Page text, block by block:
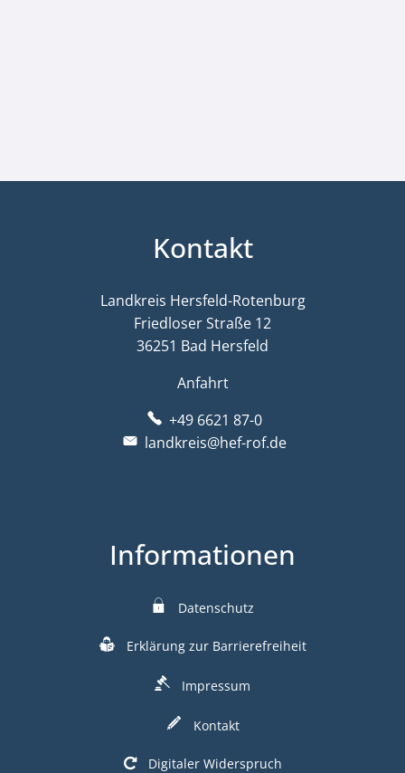
Kontakt
Landkreis Hersfeld-Rotenburg
Friedloser Straße 12
36251 Bad Hersfeld
Anfahrt
+49 6621 87-0
landkreis@hef-rof.de
Informationen
Datenschutz
Erklärung zur Barrierefreiheit
Impressum
Kontakt
Digitaler Widerspruch